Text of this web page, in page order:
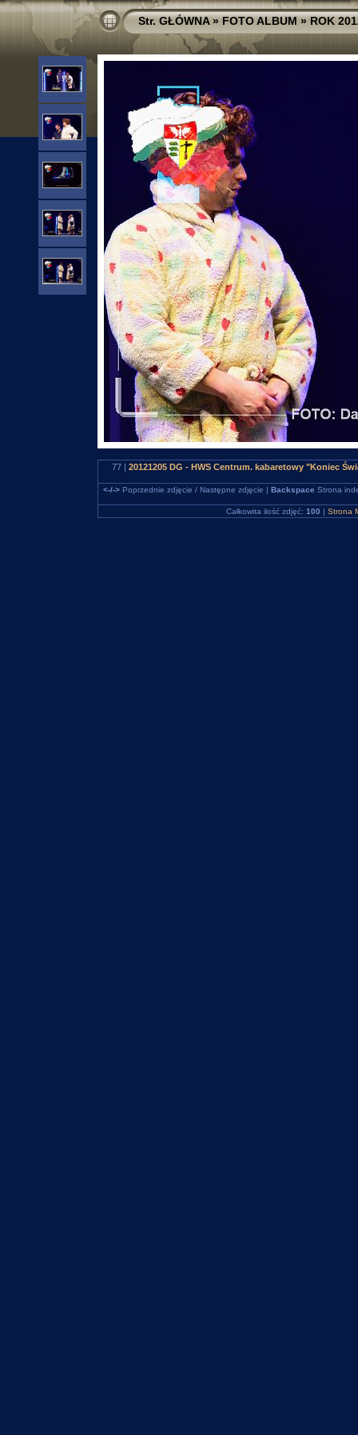
Str. GŁÓWNA»FOTO ALBUM»ROK
77 | 20121205 DG - HWS Centrum. kabaretowy "Koniec
<-/->Poprzednie zdjęcie / Następne zdjęcie | Backspace Strona
Całkowita ilość zdjęć: 100 | Strona